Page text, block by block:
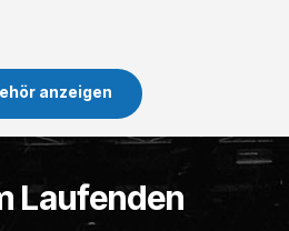
anzeigen
Laufenden